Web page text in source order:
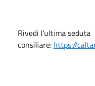
Rivedi l’ultima seduta
consiliare: https://